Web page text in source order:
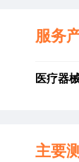
服务
医疗器
主要